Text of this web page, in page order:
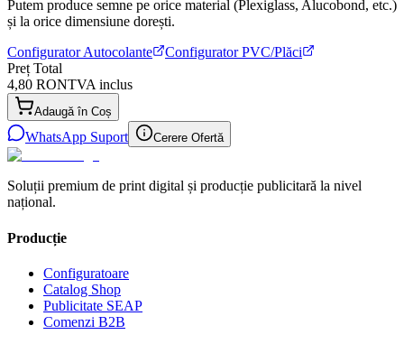
Putem produce semne pe orice material (Plexiglass, Alucobond, etc.)
și la orice dimensiune dorești.
Configurator Autocolante
Configurator PVC/Plăci
Preț Total
4,80 RONTVA inclus
Adaugă în Coș
WhatsApp Suport Cerere Ofertă
Soluții premium de print digital și producție publicitară la nivel
național.
Producție
Configuratoare
Catalog Shop
Publicitate SEAP
Comenzi B2B